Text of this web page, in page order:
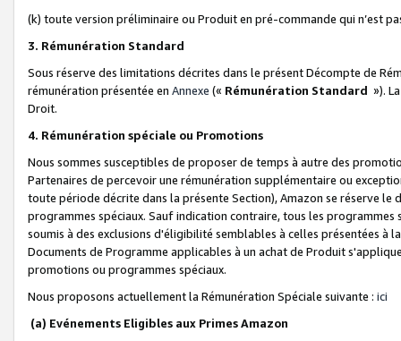
(k) toute version préliminaire ou Produit en pré-commande qui n’est
3. Rémunération Standard
Sous réserve des limitations décrites dans le présent Décompte de
rémunération présentée en Annexe (« Rémunération Standard »).
Droit.
4. Rémunération spéciale ou Promotions
Nous sommes susceptibles de proposer de temps à autre des
Partenaires de percevoir une rémunération supplémentaire ou
toute période décrite dans la présente Section), Amazon se réserve
programmes spéciaux. Sauf indication contraire, tous les
soumis à des exclusions d'éligibilité semblables à celles présentées à
Documents de Programme applicables à un achat de Produit
promotions ou programmes spéciaux.
Nous proposons actuellement la Rémunération Spéciale suivante : ici
(a) Evénements Eligibles aux Primes Amazon